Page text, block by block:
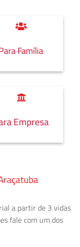
Família
Empresa
a partir de 3 vidas
fale com um dos